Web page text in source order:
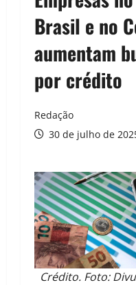
Brasil e no
aumentam
por crédito
Redação
30 de julho de
Crédito. Foto: